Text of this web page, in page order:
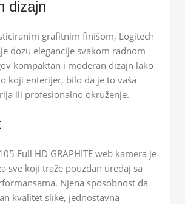
dizajn
grafitnim finišom, Logitech
dozu elegancije svakom radnom
kompaktan i moderan dizajn lako
koji enterijer, bilo da je to vaša
ili profesionalno okruženje.
Full HD GRAPHITE web kamera je
sve koji traže pouzdan uređaj sa
Njena sposobnost da
kvalitet slike, jednostavna